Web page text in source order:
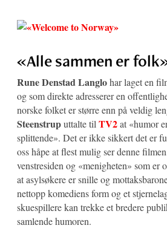
«Alle sammen er
Rune Denstad Langlohar laget en
og som direkte adresserer en
norske folket er større enn på veldig
Steenstruputtalte til TV2at «humor
splittende». Det er ikke sikkert det er
oss håpe at flest mulig ser denne
venstresiden og «menigheten» som er
at asylsøkere er snille og
nettopp komediens form og et
skuespillere kan trekke et bredere
samlende humoren.